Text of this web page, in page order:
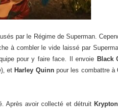
par le Régime de Superman.
à combler le vide laissé par
pour y faire face. Il envoie Black
), etHarley Quinnpour les combattre à
Après avoir collecté et détruitKrypton